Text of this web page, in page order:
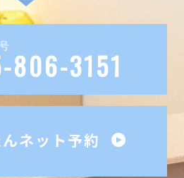
806-3151
ネット予約